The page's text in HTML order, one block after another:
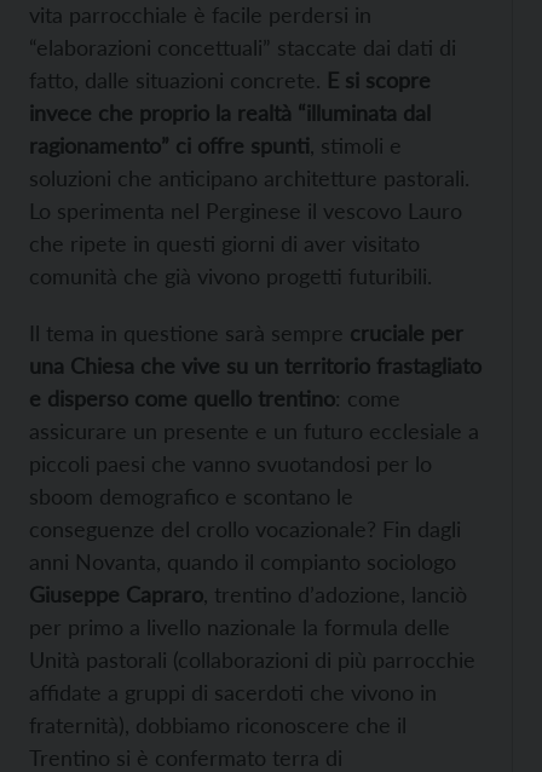
vita parrocchiale è facile perdersi in
“elaborazioni concettuali” staccate dai dati di
fatto, dalle situazioni concrete. E si scopre
invece che proprio la realtà “illuminata dal
ragionamento” ci offre spunti , stimoli e
soluzioni che anticipano architetture pastorali.
Lo sperimenta nel Perginese il vescovo Lauro
che ripete in questi giorni di aver visitato
comunità che già vivono progetti futuribili.
Il tema in questione sarà sempre cruciale per
una Chiesa che vive su un territorio frastagliato
e disperso come quello trentino: come
assicurare un presente e un futuro ecclesiale a
piccoli paesi che vanno svuotandosi per lo
sboom demografico e scontano le
conseguenze del crollo vocazionale? Fin dagli
anni Novanta, quando il compianto sociologo
Giuseppe Capraro , trentino d’adozione, lanciò
per primo a livello nazionale la formula delle
Unità pastorali (collaborazioni di più parrocchie
affidate a gruppi di sacerdoti che vivono in
fraternità), dobbiamo riconoscere che il
Trentino si è confermato terra di